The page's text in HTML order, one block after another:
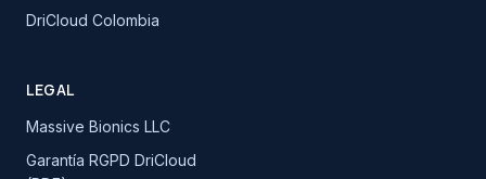
DriCloud Colombia
LEGAL
Massive Bionics LLC
Garantía RGPD DriCloud